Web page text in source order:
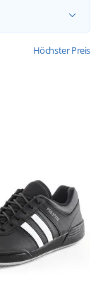
Höchster Preis